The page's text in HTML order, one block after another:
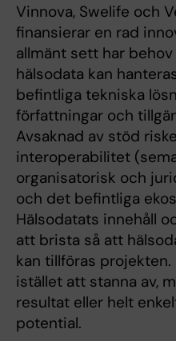
Vinnova, Swelife och
finansierar en rad
allmänt sett har
hälsodata kan
befintliga tekniska
författningar och
Avsaknad av stöd
interoperabilitet
organisatorisk och
och det befintliga
Hälsodatats innehåll
att brista så att
kan tillföras
istället att stanna av,
resultat eller helt
potential.